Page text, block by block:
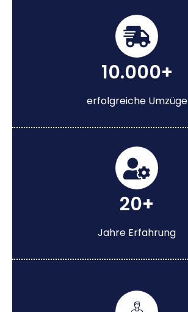
10.000+
erfolgreiche Umzüge
20+
Jahre Erfahrung